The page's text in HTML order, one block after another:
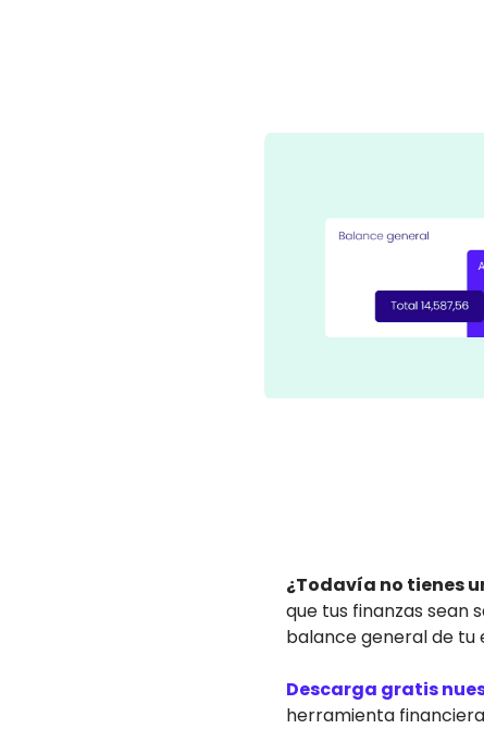
¿Todavía no tienes
que tus finanzas sean
balance general de tu
Descarga gratis
herramienta